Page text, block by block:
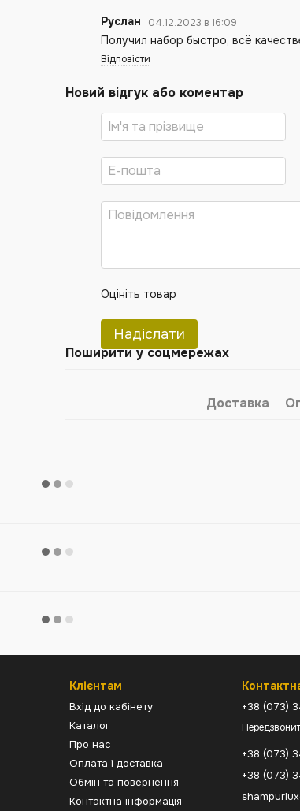
Руслан 04.12.2023 в 16:09
Получил набор быстро, всё
Відповісти
Новий відгук або коментар
Оцініть товар
Надіслати
Поширити у соцмережах
Доставка
Клієнтам
Вхід до кабінету
Каталог
Про нас
Оплата і доставка
Обмін та повернення
Контактна інформація
+38 (073)
+38 (073)
+38 (073)